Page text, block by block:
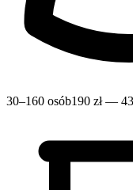
30–160 osób190 zł —